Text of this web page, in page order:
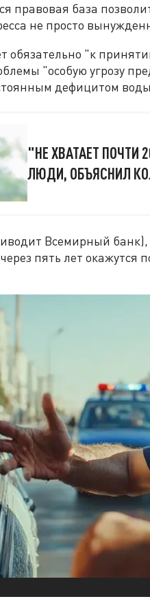
правовая база
не просто
обязательно "к
"особую угрозу
дефицитом
"НЕ ХВАТАЕТ ПОЧТИ
ЛЮДИ, ОБЪЯСНИЛ
Всемирный банк),
пять лет окажутся